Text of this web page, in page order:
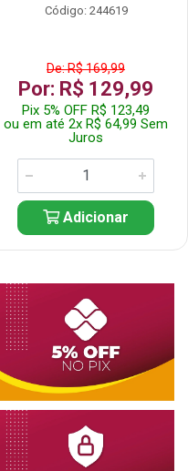
Código: 244619
De: R$ 169,99
Por: R$ 129,99
Pix 5% OFF R$ 123,49
ou em até 2x R$ 64,99 Sem
Juros
Adicionar